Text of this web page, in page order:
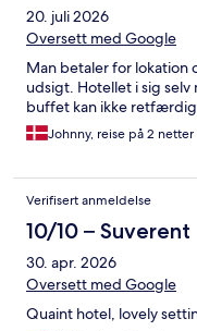
20. juli 2026
Oversett med Google
Man betaler for lokation
udsigt. Hotellet i sig
buffet kan ikke
Johnny, reise på 2 netter
Verifisert anmeldelse
10/10 – Suverent
30. apr. 2026
Oversett med Google
Quaint hotel, lovely